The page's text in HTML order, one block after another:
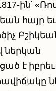
ին՝
հայր եւ
է իբրեւ